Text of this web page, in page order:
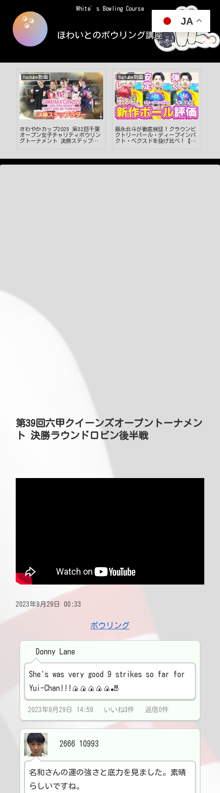
White’s Bowling Course
ほわいとのボウリング講座
Youtube動画
さわやかカップ2025 第32回千葉
オープン女子チャリティボウリン
グトーナメント 決勝ステップラ
Youtube動画
藤永北斗が徹底検証！クラウンビ
クトリーパール・ディープインパ
クト・ベクスドを投げ比べ！【ボ
第39回六甲クイーンズオープントーナメン
ト 決勝ラウンドロビン後半戦
2023年9月29日 00:33
ボウリング
Donny Lane
She's was very good 9 strikes so far for
Yui-Chan!!!🍙🍙🍙🍙🍙🎳
2023年9月29日 14:59 いいね3件 返信0件
2666 10993
名和さんの運の強さと底力を見ました。素晴
らしいですね。
JA